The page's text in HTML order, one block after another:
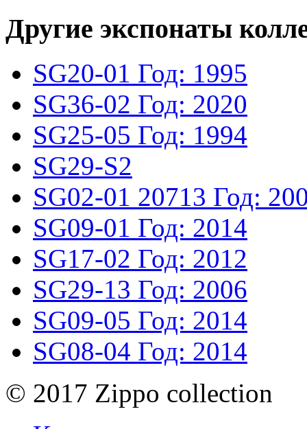
Другие экспонаты
SG20-01 Год: 1995
SG36-02 Год: 2020
SG25-05 Год: 1994
SG29-S2
SG02-01 20713 Год:
SG09-01 Год: 2014
SG17-02 Год: 2012
SG29-13 Год: 2006
SG09-05 Год: 2014
SG08-04 Год: 2014
© 2017 Zippo collection